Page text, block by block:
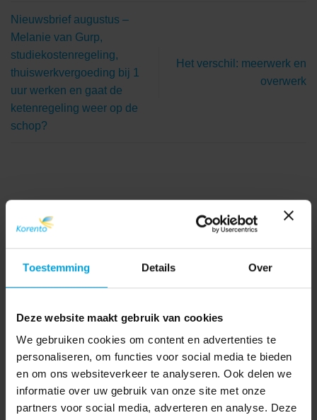
Toestemming Details Over
Deze website maakt gebruik van cookies
We gebruiken cookies om content en advertenties te
personaliseren, om functies voor social media te bieden
en om ons websiteverkeer te analyseren. Ook delen we
informatie over uw gebruik van onze site met onze
partners voor social media, adverteren en analyse. Deze
Nieuwsbrief augustus –
Melanie van Gurp,
studiekostenregeling,
thuiswerkvergoeding bij 1
uur werken en gaat de
ketenregeling weer op de
schop?
Het verschil: meerwerk en
overwerk